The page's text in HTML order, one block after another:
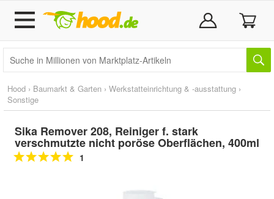
Hood › Baumarkt & Garten › Werkstatteinrichtung & -ausstattung ›
Sonstige
Sika Remover 208, Reiniger f. stark
verschmutzte nicht poröse Oberflächen, 400ml
1